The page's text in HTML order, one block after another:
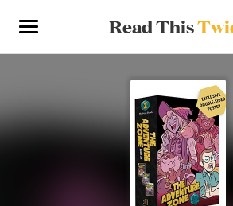
Read This